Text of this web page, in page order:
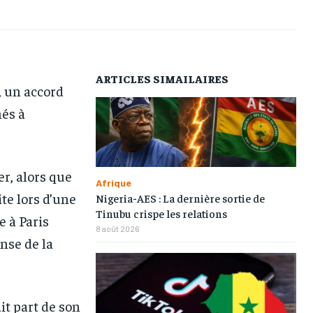
ECONOMIE
OPPORTUNITÉ
PARTENAIRES
TOGOREPORT
L’INTEGRAL
ECONOMIE
OPPORTUNITÉ
PARTENAIRES
TOGOREPORT
L’INTEGRAL
ECONOMIE
OPPORTUNITÉ
PARTENAIRES
TOGOREPORT
L’INTEGRAL
ECONOMIE
OPPORTUNITÉ
PARTENAIRES
TOGOREPORT
L’INTEGRAL
accord
à
alors que
lors d’une
à Paris
de la
part de son
ARTICLES SIMAILAIRES
Afrique
Nigeria-AES : La dernière sortie de
Tinubu crispe les relations
8 août 2026